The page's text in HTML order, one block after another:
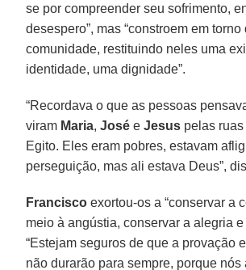
se por compreender seu sofrimento,
desespero”, mas “constroem em torno
comunidade, restituindo neles uma
identidade, uma dignidade”.
“Recordava o que as pessoas
viram Maria,José eJesus pelas
Egito. Eles eram pobres, estavam
perseguição, mas ali estava Deus”,
Francisco exortou-os a “conservar a
meio à angústia, conservar a alegria e
“Estejam seguros de que a provação
não durarão para sempre, porque nós